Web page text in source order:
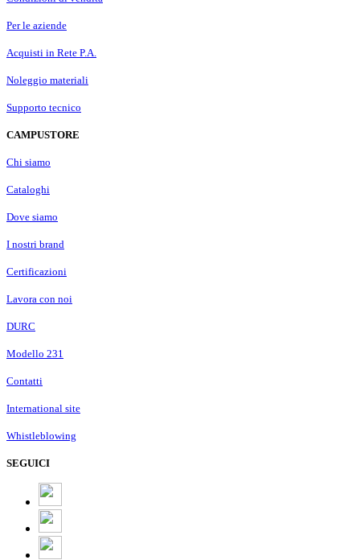
Per le aziende
Acquisti in Rete P.A.
Noleggio materiali
Supporto tecnico
CAMPUSTORE
Chi siamo
Cataloghi
Dove siamo
I nostri brand
Certificazioni
Lavora con noi
DURC
Modello 231
Contatti
International site
Whistleblowing
SEGUICI